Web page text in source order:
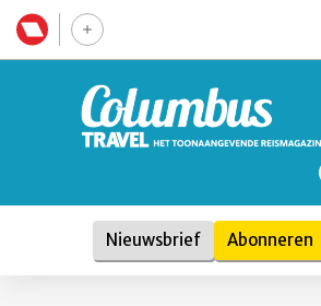
Nieuwsbrief Abonneren